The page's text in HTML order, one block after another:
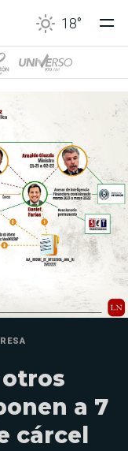
18°
a 7
cárcel